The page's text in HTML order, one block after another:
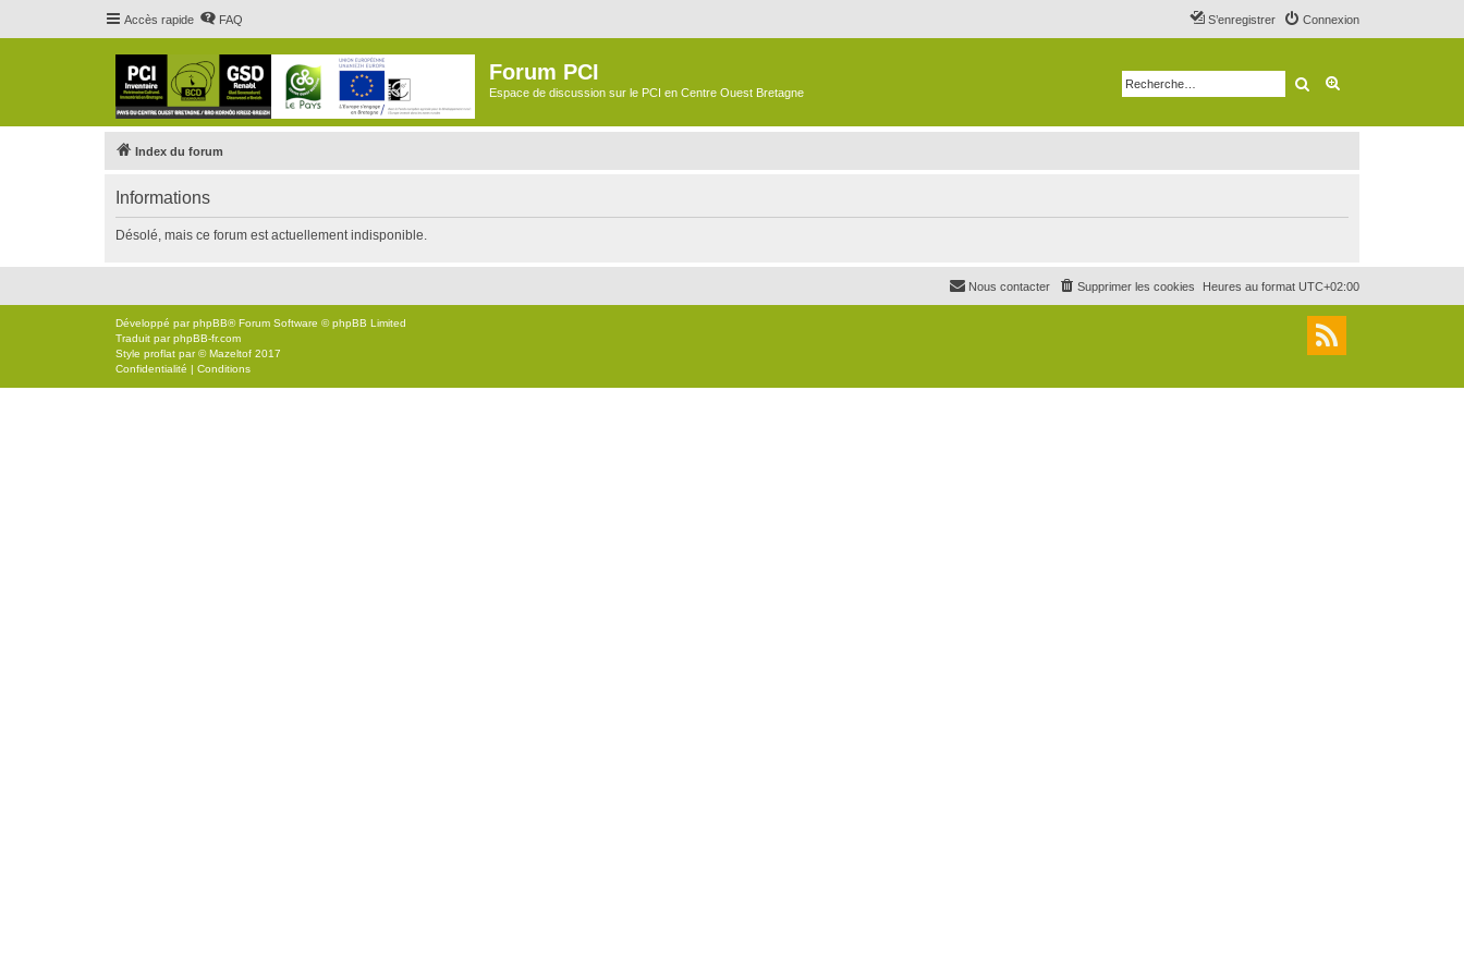
Accès rapide FAQ Connexion
S’enregistrer
Forum PCI
Espace de discussion sur le PCI en Centre Ouest Bretagne Rechercher
Index du forum
Informations
Désolé, mais ce forum est actuellement indisponible.
Heures au format UTC+02:00
Supprimer les cookies
Nous contacter
Développé parphpBB® Forum Software © phpBB Limited
Traduit parphpBB-fr.com
Style proflat par ©Mazeltof 2017
Confidentialité | Conditions